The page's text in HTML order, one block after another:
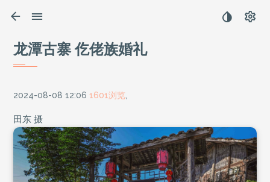
龙潭古寨 仡佬族婚礼
2024-08-08 12:06 1601浏览
田东 摄